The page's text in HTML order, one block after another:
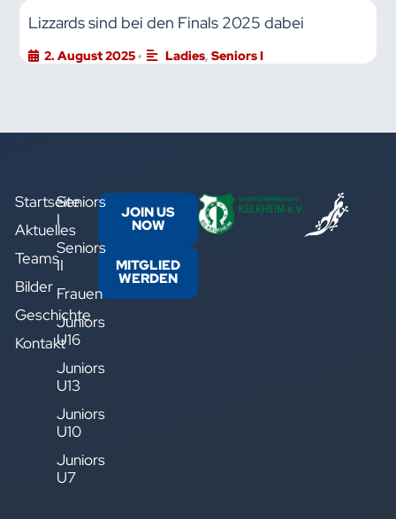
Lizzards sind bei den Finals 2025 dabei
2. August 2025 • Ladies, Seniors I
Startseite
Aktuelles
Teams
Bilder
Geschichte
Kontakt
Seniors
I
Seniors
II
Frauen
Juniors
U16
Juniors
U13
Juniors
U10
Juniors
U7
JOIN US
NOW
MITGLIED
WERDEN